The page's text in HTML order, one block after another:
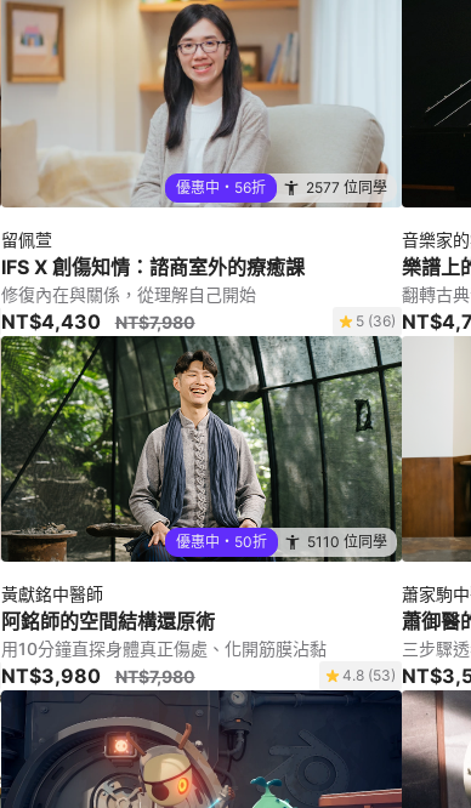
優惠中・56折 2577 位同學
留佩萱
IFS X 創傷知情：諮商室外的療癒課
修復內在與關係，從理解自己開始
NT$4,430 NT$7,980 5 (36)
音樂家
樂譜上
翻轉古
優惠中・50折 5110 位同學
黃獻銘中醫師
阿銘師的空間結構還原術
用10分鐘直探身體真正傷處、化開筋膜沾黏
NT$3,980 NT$7,980 4.8 (53)
蕭家駒
蕭御醫
三步驟